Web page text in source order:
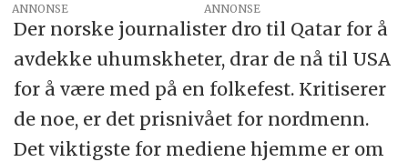
ANNONSE
Der norske journalister dro til Qatar for å
avdekke uhumskheter, drar de nå til USA
for å være med på en folkefest. Kritiserer
de noe, er det prisnivået for nordmenn.
Det viktigste for mediene hjemme er om